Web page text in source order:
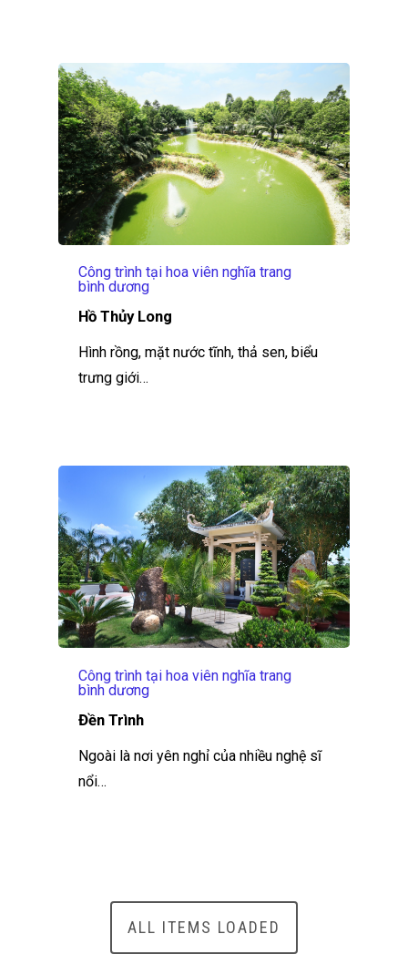
Công trình tại hoa viên nghĩa trang
bình dương
Hồ Thủy Long
Hình rồng, mặt nước tĩnh, thả sen, biểu
trưng giới…
Công trình tại hoa viên nghĩa trang
bình dương
Đền Trình
Ngoài là nơi yên nghỉ của nhiều nghệ sĩ
nổi…
ALL ITEMS LOADED